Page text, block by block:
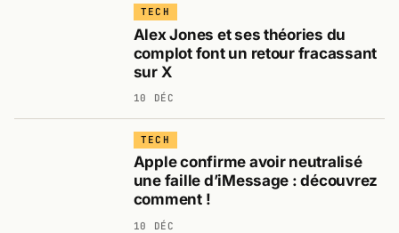
TECH
Alex Jones et ses théories du
complot font un retour fracassant
sur X
10 DÉC
TECH
Apple confirme avoir neutralisé
une faille d’iMessage : découvrez
comment !
10 DÉC